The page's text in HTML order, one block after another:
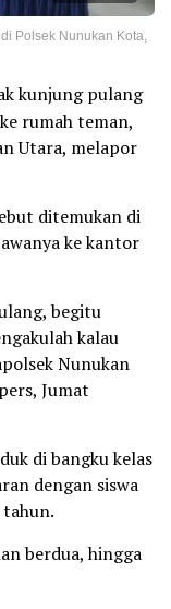
Polsek Nunukan Kota,
kunjung pulang
rumah teman,
Utara, melapor
ditemukan di
ke kantor
begitu
kalau
Nunukan
Jumat
di bangku kelas
dengan siswa
tahun.
berdua, hingga